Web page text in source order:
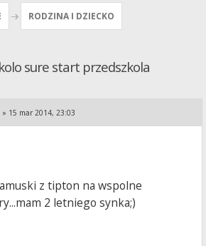
RODZINA I DZIECKO
sure start przedszkola
» 15 mar 2014, 23:03
z tipton na wspolne
2 letniego synka;)